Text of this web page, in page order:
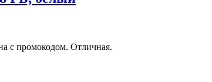
с промокодом. Отличная.